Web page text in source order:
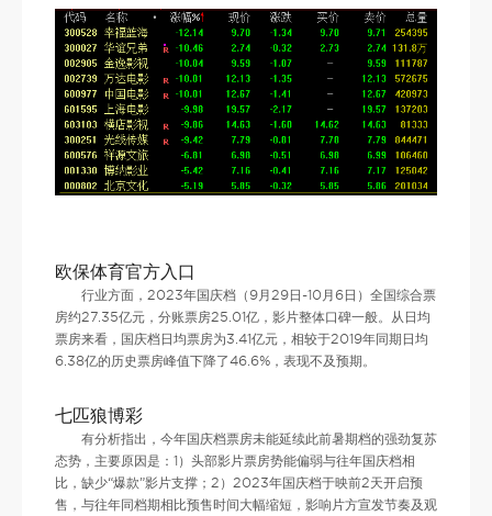
欧保体育官方入口
行业方面，2023年国庆档（9月29日-10月6日）全国综合票
房约27.35亿元，分账票房25.01亿，影片整体口碑一般。从日均
票房来看，国庆档日均票房为3.41亿元，相较于2019年同期日均
6.38亿的历史票房峰值下降了46.6%，表现不及预期。
七匹狼博彩
有分析指出，今年国庆档票房未能延续此前暑期档的强劲复苏
态势，主要原因是：1）头部影片票房势能偏弱与往年国庆档相
比，缺少“爆款”影片支撑；2）2023年国庆档于映前2天开启预
售，与往年同档期相比预售时间大幅缩短，影响片方宣发节奏及观